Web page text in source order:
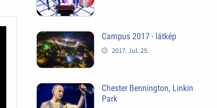
Campus 2017 - látkép
2017. Jul. 25.
Chester Bennington, Linkin
Park